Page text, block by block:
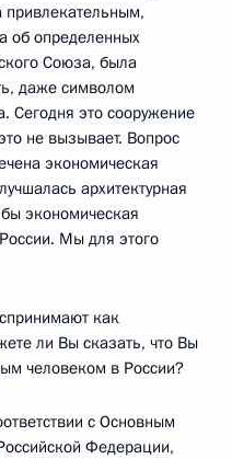
об определенных
Союза, была
даже символом
Сегодня это сооружение
не вызывает. Вопрос
экономическая
архитектурная
экономическая
Мы для этого
как
ли Вы сказать, что Вы
человеком в России?
с Основным
Федерации,